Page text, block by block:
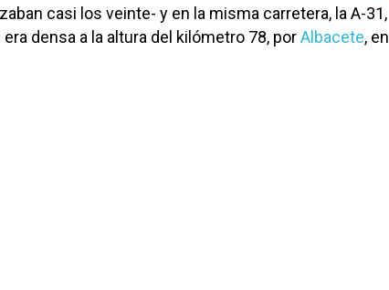
casi los veinte- y en la misma carretera, la A-31,
densa a la altura del kilómetro 78, porAlbacete, en